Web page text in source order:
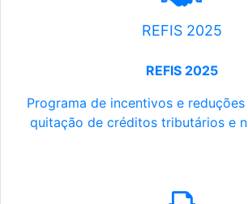
REFIS 2025
REFIS 2025
Programa de incentivos e
quitação de créditos tributários e